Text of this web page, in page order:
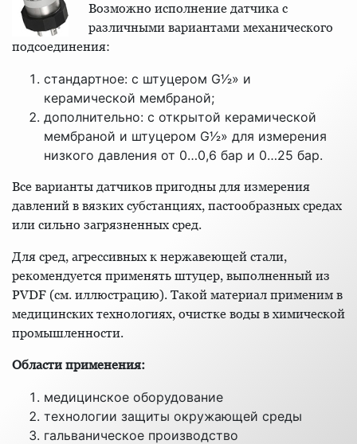
Возможно исполнение датчика с
различными вариантами механического
подсоединения:
стандартное: с штуцером G1⁄2» и
керамической мембраной;
дополнительно: с открытой керамической
мембраной и штуцером G1⁄2» для измерения
низкого давления от 0…0,6 бар и 0…25 бар.
Все варианты датчиков пригодны для измерения
давлений в вязких субстанциях, пастообразных средах
или сильно загрязненных сред.
Для сред, агрессивных к нержавеющей стали,
рекомендуется применять штуцер, выполненный из
PVDF (см. иллюстрацию). Такой материал применим в
медицинских технологиях, очистке воды в химической
промышленности.
Области применения:
медицинское оборудование
технологии защиты окружающей среды
гальваническое производство